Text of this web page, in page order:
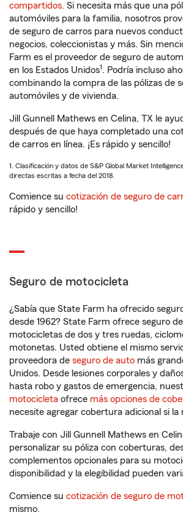
compartidos. Si necesita más que una
automóviles para la familia, nosotros
de seguro de carros para nuevos
negocios, coleccionistas y más. Sin
Farm es el proveedor de seguro de
en los Estados Unidos1 . Podría incluso
combinando la compra de las pólizas de
automóviles y de vivienda.
Jill Gunnell Mathews en Celina, TX le
después de que haya completado una
de carros en línea. ¡Es rápido y sencillo!
1. Clasificación y datos de S&P Global Market
directas escritas a fecha del 2018.
Comience su cotización de seguro de
rápido y sencillo!
Seguro de motocicleta
¿Sabía que State Farm ha ofrecido
desde 1962? State Farm ofrece seguro
motocicletas de dos y tres ruedas,
motonetas. Usted obtiene el mismo
proveedora de seguro de auto más
Unidos. Desde lesiones corporales y
hasta robo y gastos de emergencia,
motocicleta ofrece más opciones de
necesite agregar cobertura adicional si la
Trabaje con Jill Gunnell Mathews en
personalizar su póliza con coberturas,
complementos opcionales para su
disponibilidad y la elegibilidad pueden
Comience su cotización de seguro de
mismo.